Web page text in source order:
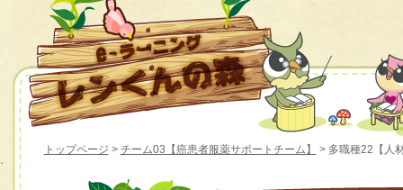
トップページ > チーム03【癌患者服薬サポートチーム】 > 多職種22【人